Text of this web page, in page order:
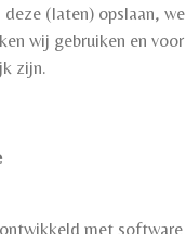
deze (laten) opslaan,
wij gebruiken en
zijn.
met software